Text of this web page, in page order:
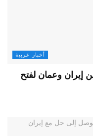
إيران وعمان لفتح